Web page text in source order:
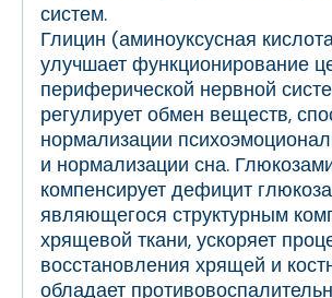
систем.
Глицин (аминоуксусная
улучшает функционирование
периферической нервной
регулирует обмен веществ,
нормализации
и нормализации сна.
компенсирует дефицит
являющегося структурным
хрящевой ткани, ускоряет
восстановления хрящей и
обладает